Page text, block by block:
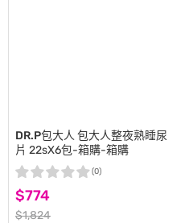
DR.P包大人 包大人整夜熟睡尿
片 22sX6包-箱購-箱購
$774
$1,824
(0)